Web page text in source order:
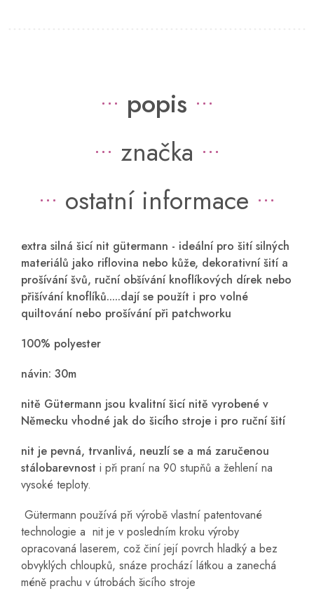
popis
značka
ostatní informace
extra silná šicí nit gütermann - ideální pro šití silných
materiálů jako riflovina nebo kůže, dekorativní šití a
prošívání švů, ruční obšívání knoflíkových dírek nebo
přišívání knoflíků.....dají se použít i pro volné
quiltování nebo prošívání při patchworku
100% polyester
návin: 30m
nitě Gütermann jsou kvalitní šicí nitě vyrobené v
Německu vhodné jak do šicího stroje i pro ruční šití
nit je pevná, trvanlivá, neuzlí se a má zaručenou
stálobarevnost i při praní na 90 stupňů a žehlení na
vysoké teploty.
Gütermann používá při výrobě vlastní patentované
technologie a nit je v posledním kroku výroby
opracovaná laserem, což činí její povrch hladký a bez
obvyklých chloupků, snáze prochází látkou a zanechá
méně prachu v útrobách šicího stroje